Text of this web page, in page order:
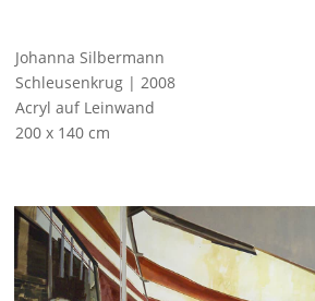
Johanna Silbermann
Schleusenkrug | 2008
Acryl auf Leinwand
200 x 140 cm